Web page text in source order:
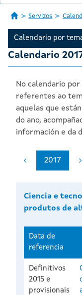
Servizos
Calendario por
Calendario
No calendario
referentes ao
aquelas que
do ano,
información e da
2017
Ciencia e
produtos de
Data de
referencia
Definitivos
2015 e
provisionais